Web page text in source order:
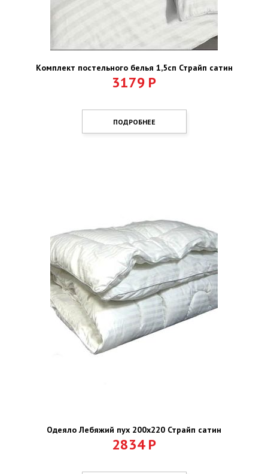
Комплект постельного белья 1,5сп Страйп сатин
3179 Р
ПОДРОБНЕЕ
Одеяло Лебяжий пух 200х220 Страйп сатин
2834Р